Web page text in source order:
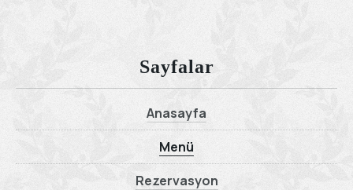
Sayfalar
Anasayfa
Menü
Rezervasyon